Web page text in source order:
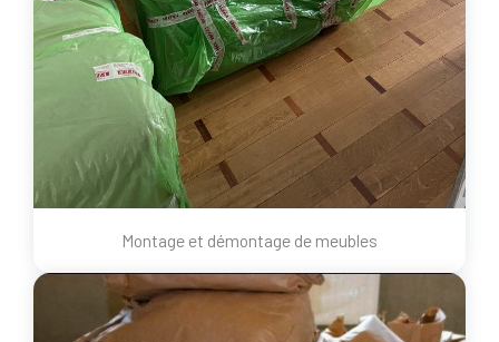
Montage et démontage de meubles